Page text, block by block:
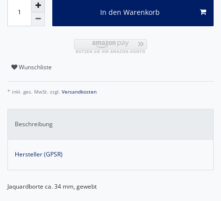
In den Warenkorb
Wunschliste
* inkl. ges. MwSt. zzgl. Versandkosten
Beschreibung
Hersteller (GPSR)
Jaquardborte ca. 34 mm, gewebt